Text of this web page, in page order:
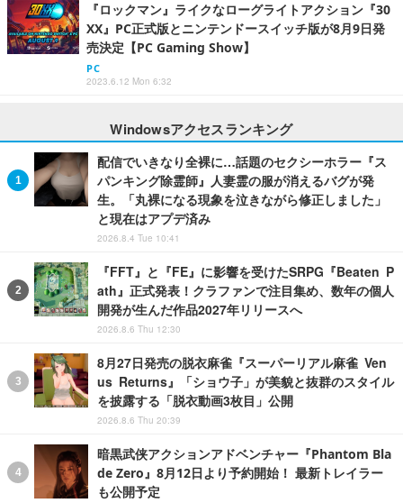
『ロックマン』ライクなローグライトアクション『30
XX』PC正式版とニンテンドースイッチ版が8月9日発
売決定【PC Gaming Show】
PC
2023.6.12 Mon 6:32
Windowsアクセスランキング
配信でいきなり全裸に…話題のセクシーホラー『ス
パンキング除霊師』人妻霊の服が消えるバグが発
生。「丸裸になる現象を泣きながら修正しました」
と現在はアプデ済み
2026.8.4 Tue 10:41
『FFT』と『FE』に影響を受けたSRPG『Beaten P
ath』正式発表！クラファンで注目集め、数年の個人
開発が生んだ作品2027年リリースへ
2026.8.6 Thu 12:30
8月27日発売の脱衣麻雀『スーパーリアル麻雀 Ven
us Returns』「ショウ子」が美貌と抜群のスタイル
を披露する「脱衣動画3枚目」公開
2026.8.6 Thu 20:39
暗黒武侠アクションアドベンチャー『Phantom Bla
de Zero』8月12日より予約開始！ 最新トレイラー
も公開予定